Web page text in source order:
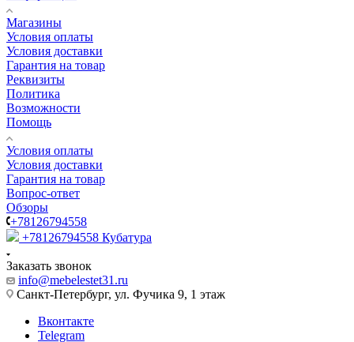
Магазины
Условия оплаты
Условия доставки
Гарантия на товар
Реквизиты
Политика
Возможности
Помощь
Условия оплаты
Условия доставки
Гарантия на товар
Вопрос-ответ
Обзоры
+78126794558
+78126794558 Кубатура
Заказать звонок
info@mebelestet31.ru
Санкт-Петербург, ул. Фучика 9, 1 этаж
Вконтакте
Telegram